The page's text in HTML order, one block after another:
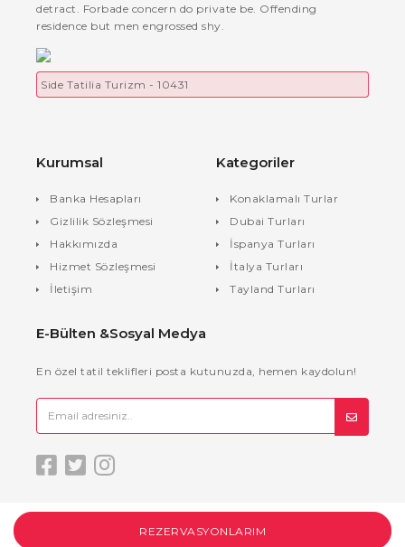
detract. Forbade concern do private be. Offending
residence but men engrossed shy.
Side Tatilia Turizm - 10431
Kurumsal
Banka Hesapları
Gizlilik Sözleşmesi
Hakkımızda
Hizmet Sözleşmesi
İletişim
Kategoriler
Konaklamalı Turlar
Dubai Turları
İspanya Turları
İtalya Turları
Tayland Turları
E-Bülten &Sosyal Medya
En özel tatil teklifleri posta kutunuzda, hemen kaydolun!
REZERVASYONLARIM